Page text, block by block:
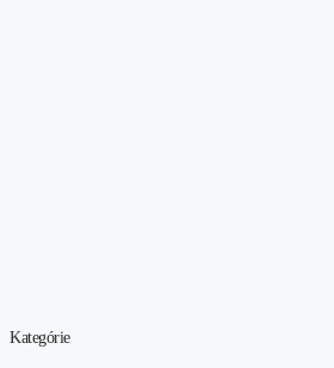
Kategórie